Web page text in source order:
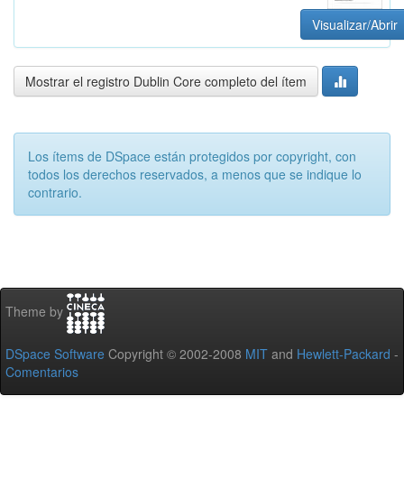
Visualizar/Abrir
Mostrar el registro Dublin Core completo del ítem
Los ítems de DSpace están protegidos por copyright, con
todos los derechos reservados, a menos que se indique lo
contrario.
Theme by
DSpace Software Copyright © 2002-2008 MIT and Hewlett-Packard -
Comentarios